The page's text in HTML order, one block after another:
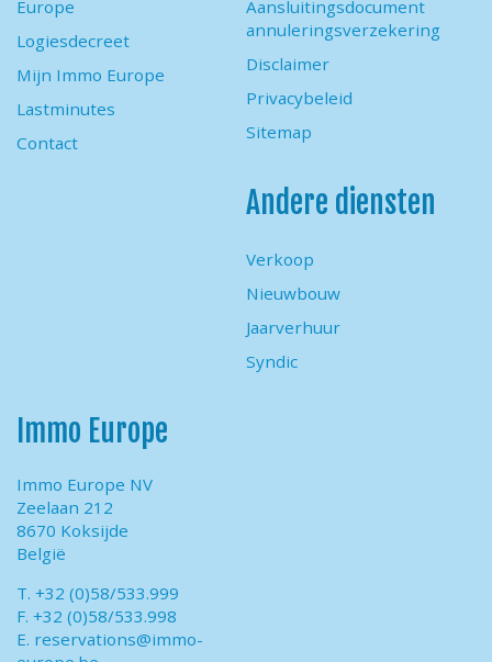
Europe
Logiesdecreet
Mijn Immo Europe
Lastminutes
Contact
Aansluitingsdocument
annuleringsverzekering
Disclaimer
Privacybeleid
Sitemap
Andere diensten
Verkoop
Nieuwbouw
Jaarverhuur
Syndic
Immo Europe
Immo Europe NV
Zeelaan 212
8670 Koksijde
België
T. +32 (0)58/533.999
F. +32 (0)58/533.998
E. reservations@immo-